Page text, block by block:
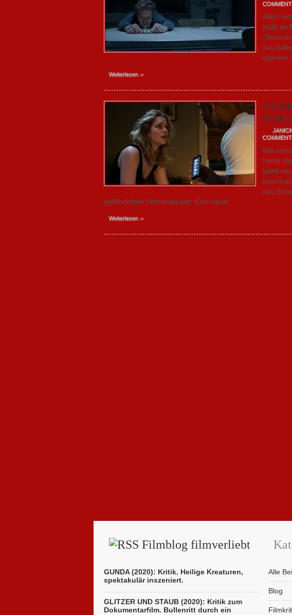
COMMENT
Abel
nicht im
das
eigenen
Weiterlesen »
Wie
heute
spielt
das
gefährlichen Horrorrequisit. Eine neue
Weiterlesen »
Filmblog filmverliebt
GUNDA (2020): Kritik. Heilige Kreaturen,
spektakulär inszeniert.
GLITZER UND STAUB (2020): Kritik zum
Dokumentarfilm. Bullenritt durch ein
Alle
Blog